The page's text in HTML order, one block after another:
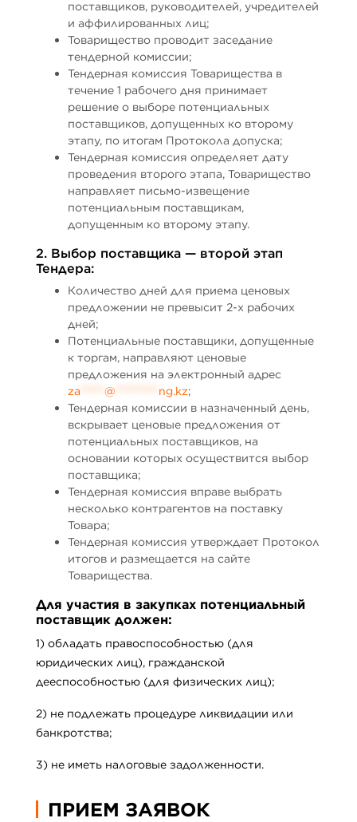
поставщиков, руководителей, учредителей
и аффилированных лиц;
Товарищество проводит заседание
тендерной комиссии;
Тендерная комиссия Товарищества в
течение 1 рабочего дня принимает
решение о выборе потенциальных
поставщиков, допущенных ко второму
этапу, по итогам Протокола допуска;
Тендерная комиссия определяет дату
проведения второго этапа, Товарищество
направляет письмо-извещение
потенциальным поставщикам,
допущенным ко второму этапу.
2. Выбор поставщика — второй этап
Тендера:
Количество дней для приема ценовых
предложении не превысит 2-х рабочих
дней;
Потенциальные поставщики, допущенные
к торгам, направляют ценовые
предложения на электронный адрес
za
@ ng.kz;
Тендерная комиссии в назначенный день,
вскрывает ценовые предложения от
потенциальных поставщиков, на
основании которых осуществится выбор
поставщика;
Тендерная комиссия вправе выбрать
несколько контрагентов на поставку
Товара;
Тендерная комиссия утверждает Протокол
итогов и размещается на сайте
Товарищества.
Для участия в закупках потенциальный
поставщик должен:
1) обладать правоспособностью (для
юридических лиц), гражданской
дееспособностью (для физических лиц);
2) не подлежать процедуре ликвидации или
банкротства;
3) не иметь налоговые задолженности.
ПРИЕМ ЗАЯВОК